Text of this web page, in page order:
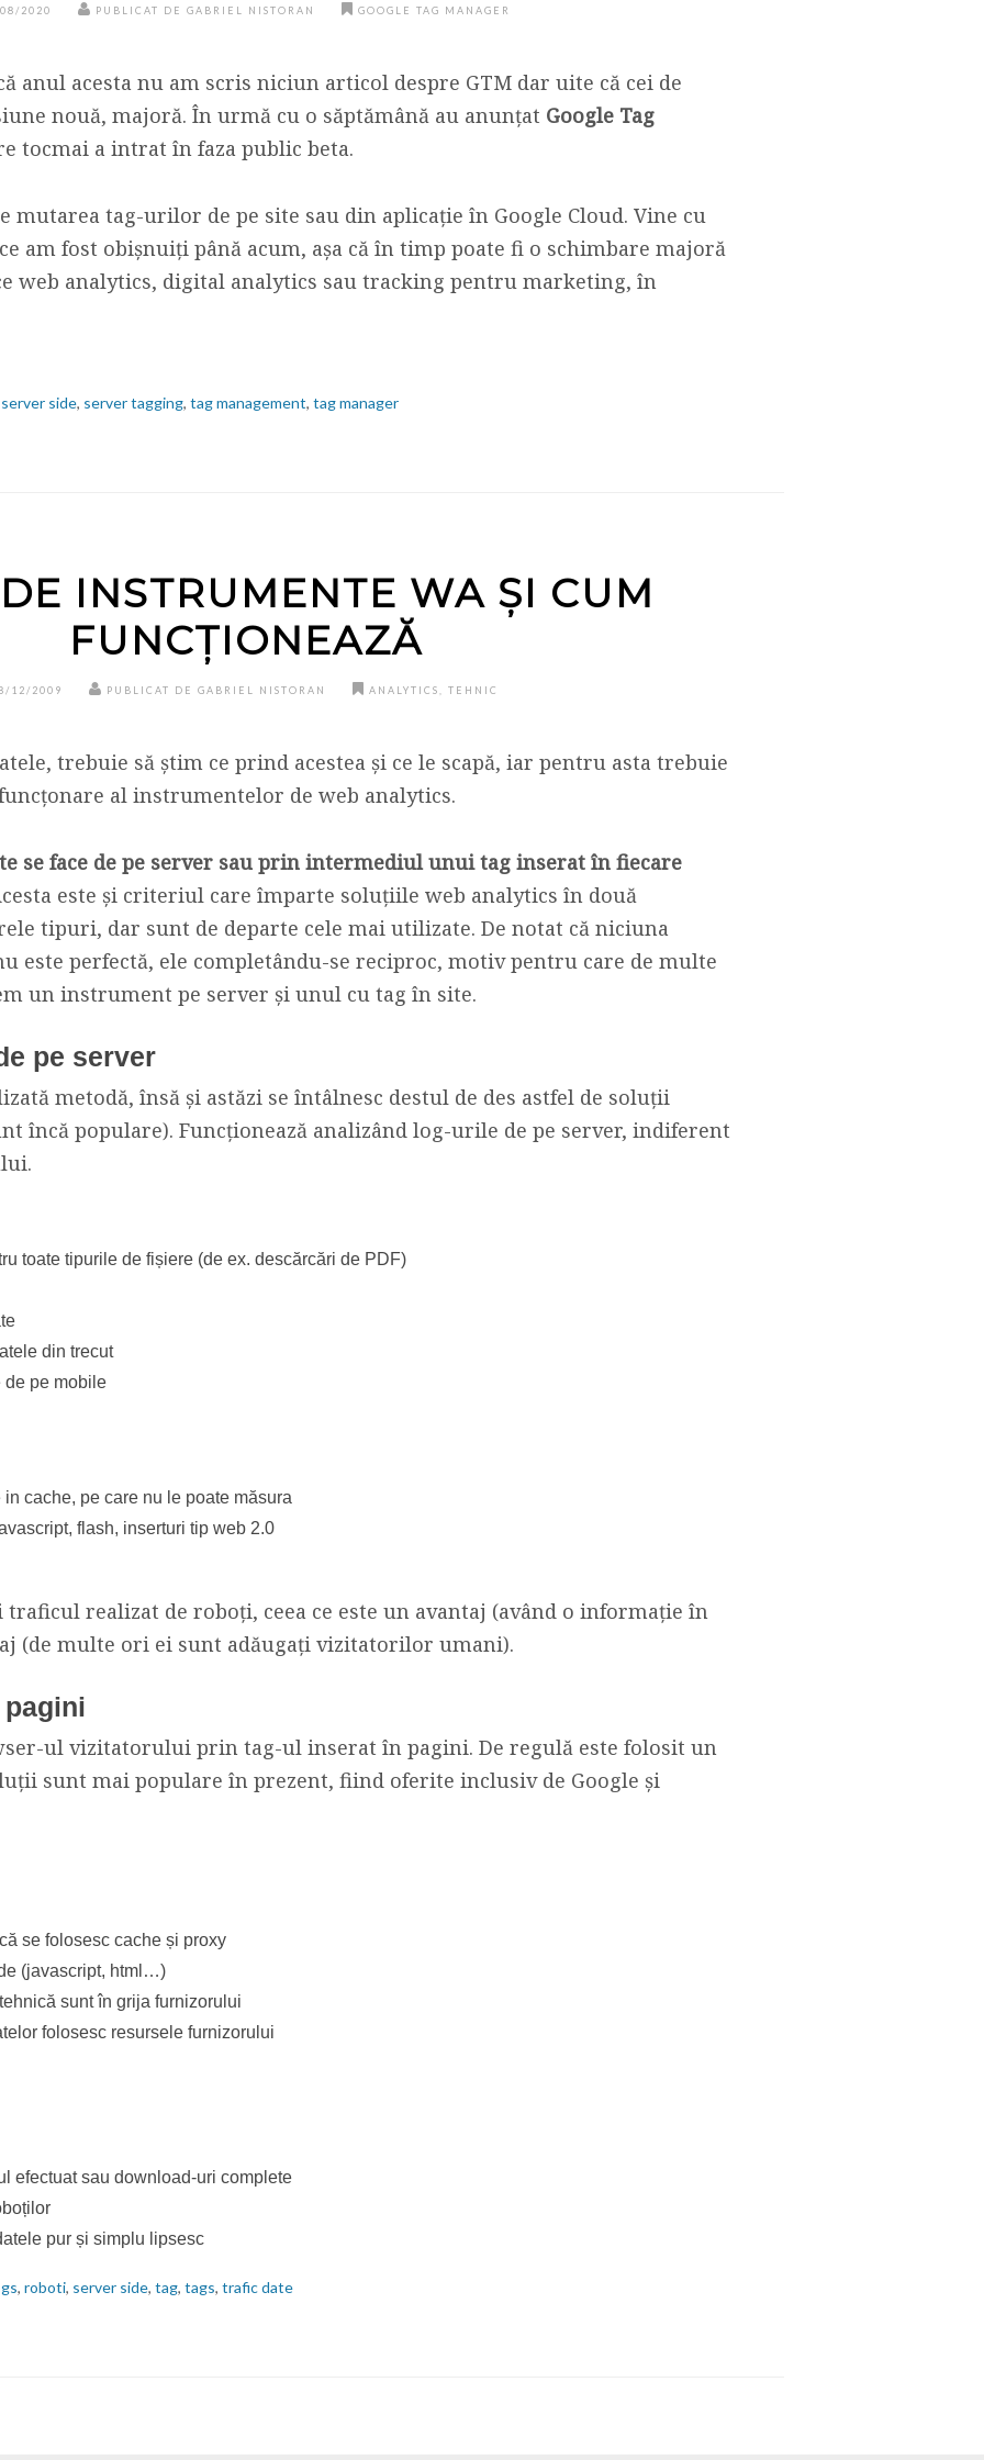
2020 PUBLICAT DE GABRIEL NISTORAN GOOGLE TAG MANAGER
anul acesta nu am scris niciun articol despre GTM dar uite că cei de
nouă, majoră. În urmă cu o săptămână au anunțat Google Tag
tocmai a intrat în faza public beta.
mutarea tag-urilor de pe site sau din aplicație în Google Cloud. Vine cu
am fost obișnuiți până acum, așa că în timp poate fi o schimbare majoră
web analytics, digital analytics sau tracking pentru marketing, în
server side, server tagging, tag management, tag manager
INSTRUMENTE WA ȘI CUM
FUNCȚIONEAZĂ
12/2009 PUBLICAT DE GABRIEL NISTORAN ANALYTICS, TEHNIC
trebuie să știm ce prind acestea și ce le scapă, iar pentru asta trebuie
al instrumentelor de web analytics.
se face de pe server sau prin intermediul unui tag inserat în fiecare
este și criteriul care împarte soluțiile web analytics în două
tipuri, dar sunt de departe cele mai utilizate. De notat că niciuna
este perfectă, ele completându-se reciproc, motiv pentru care de multe
un instrument pe server și unul cu tag în site.
pe server
metodă, însă și astăzi se întâlnesc destul de des astfel de soluții
încă populare). Funcționează analizând log-urile de pe server, indiferent
toate tipurile de fișiere (de ex. descărcări de PDF)
din trecut
de pe mobile
cache, pe care nu le poate măsura
flash, inserturi tip web 2.0
traficul realizat de roboți, ceea ce este un avantaj (având o informație în
(de multe ori ei sunt adăugați vizitatorilor umani).
ul vizitatorului prin tag-ul inserat în pagini. De regulă este folosit un
sunt mai populare în prezent, fiind oferite inclusiv de Google și
se folosesc cache și proxy
(javascript, html…)
sunt în grija furnizorului
folosesc resursele furnizorului
efectuat sau download-uri complete
pur și simplu lipsesc
, roboti, server side, tag, tags, trafic date